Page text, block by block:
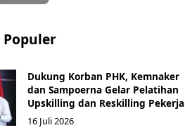
Dukung Korban PHK, Kemnaker
dan Sampoerna Gelar Pelatihan
Upskilling dan Reskilling Pekerja
16 Juli 2026